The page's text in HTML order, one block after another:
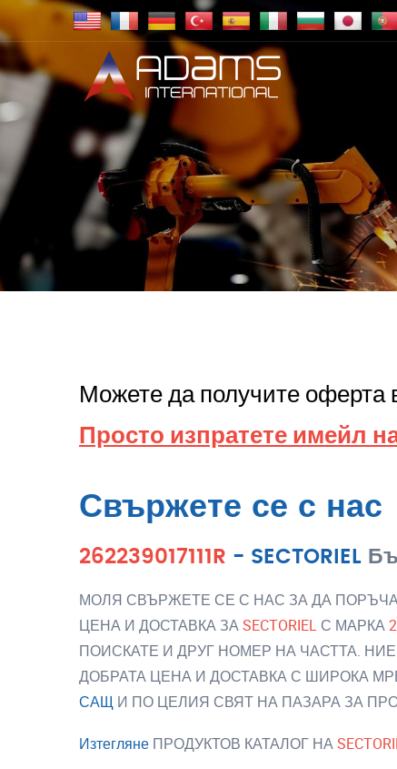
Можете да получите оферта
Просто изпратете имейл
Свържете се с нас
262239017111R - SECTORIEL
МОЛЯ СВЪРЖЕТЕ СЕ С НАС ЗА ДА
ЦЕНА И ДОСТАВКА ЗАSECTORIEL С МАРКА
ПОИСКАТЕ И ДРУГ НОМЕР НА ЧАСТТА.
ДОБРАТА ЦЕНА И ДОСТАВКА С ШИРОКА
САЩ И ПО ЦЕЛИЯ СВЯТ НА ПАЗАРА ЗА
Изтегляне ПРОДУКТОВ КАТАЛОГ НА